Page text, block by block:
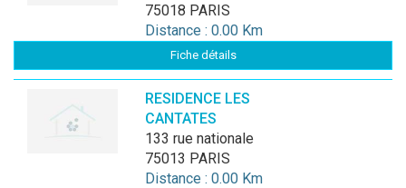
75018 PARIS
Distance : 0.00 Km
Fiche détails
RESIDENCE LES
CANTATES
133 rue nationale
75013 PARIS
Distance : 0.00 Km